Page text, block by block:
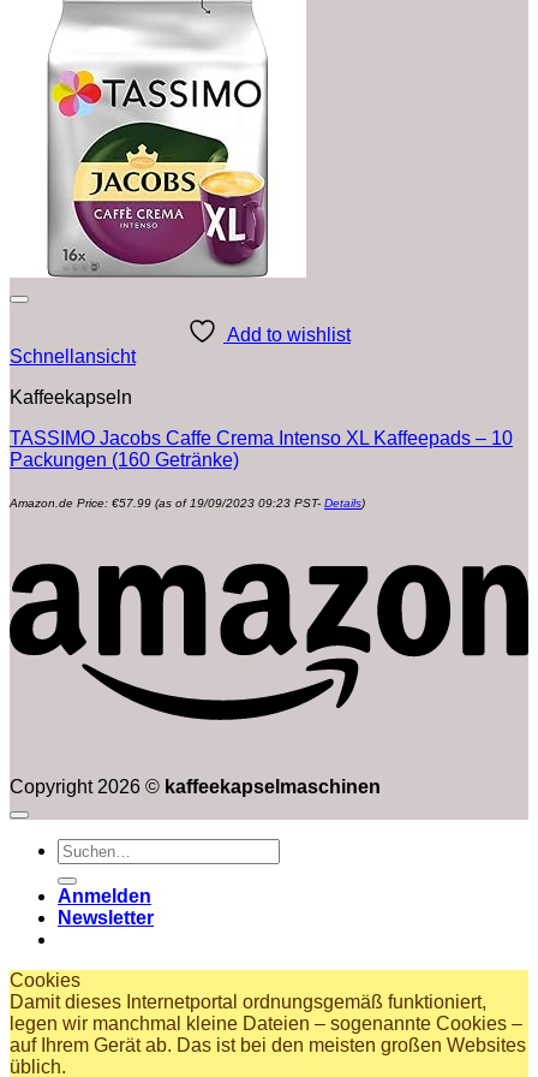
Add to wishlist
Schnellansicht
Kaffeekapseln
TASSIMO Jacobs Caffe Crema Intenso XL Kaffeepads – 10
Packungen (160 Getränke)
Amazon.de Price: €57.99 (as of 19/09/2023 09:23 PST- Details)
Copyright 2026 © kaffeekapselmaschinen
Suchen
nach:
Anmelden
Newsletter
Cookies
Damit dieses Internetportal ordnungsgemäß funktioniert,
legen wir manchmal kleine Dateien – sogenannte Cookies –
auf Ihrem Gerät ab. Das ist bei den meisten großen Websites
üblich.